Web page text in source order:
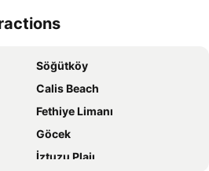
Söğütköy
Calis Beach
Fethiye Limanı
Göcek
İztuzu Plajı